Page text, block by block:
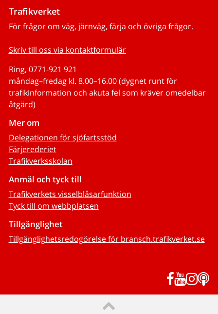
Trafikverket
För frågor om väg, järnväg, färja och övriga frågor.
Skriv till oss via kontaktformulär
Ring, 0771-921 921
måndag–fredag kl. 8.00–16.00 (dygnet runt för
trafikinformation och akuta fel som kräver omedelbar
åtgärd)
Mer om
Delegationen för sjöfartsstöd
Färjerederiet
Trafikverksskolan
Anmäl och tyck till
Trafikverkets visselblåsarfunktion
Tyck till om webbplatsen
Tillgänglighet
Tillgänglighetsredogörelse för bransch.trafikverket.se
Facebook
YouTube